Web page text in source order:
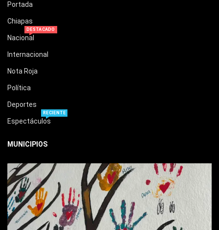
Portada
Chiapas
Nacional
DESTACADO
Internacional
Nota Roja
Política
Deportes
Espectáculos
RECIENTE
MUNICIPIOS